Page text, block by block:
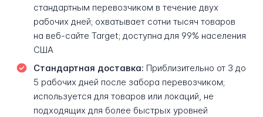
стандартным перевозчиком в течение двух
рабочих дней; охватывает сотни тысяч товаров
на веб-сайте Target; доступна для 99% населения
США
Стандартная доставка: Приблизительно от 3 до
5 рабочих дней после забора перевозчиком;
используется для товаров или локаций, не
подходящих для более быстрых уровней